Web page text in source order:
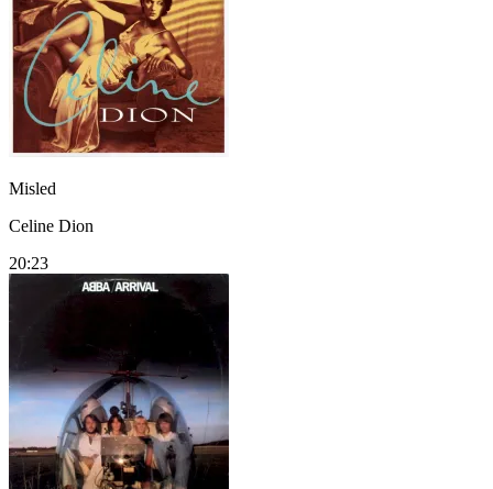
Misled
Celine Dion
20:23